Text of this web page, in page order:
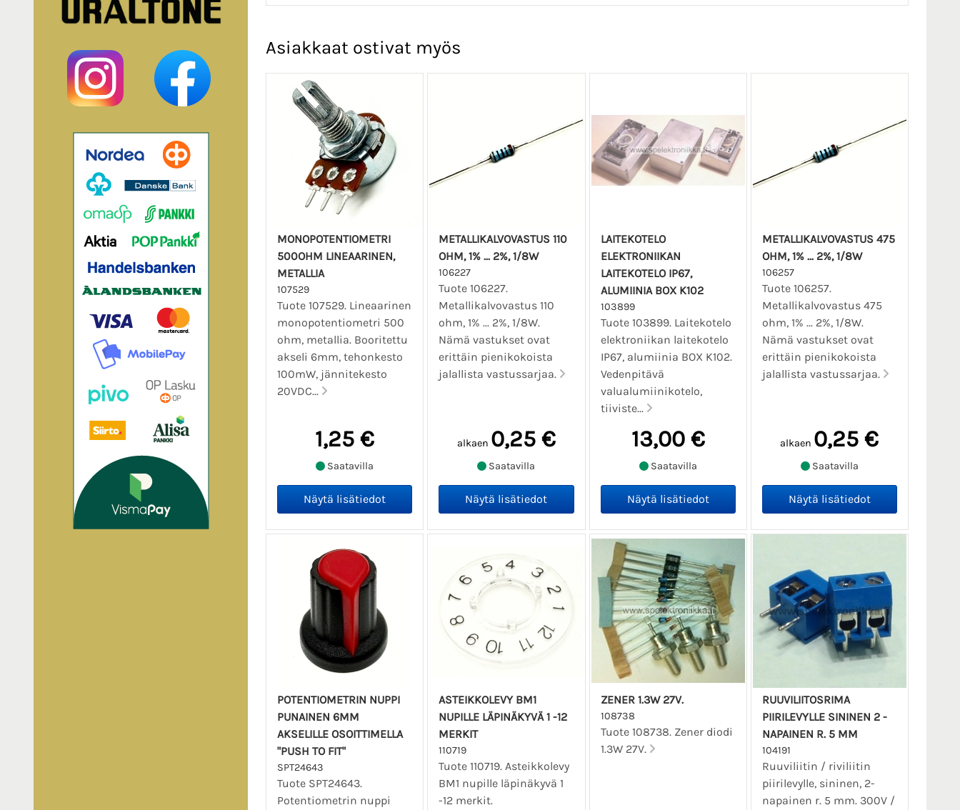
Asiakkaat ostivat myös
MONOPOTENTIOMETRI
500OHM LINEAARINEN,
METALLIA
107529
Tuote 107529. Lineaarinen
monopotentiometri 500
ohm, metallia. Booritettu
akseli 6mm, tehonkesto
100mW, jännitekesto
20VDC...
1,25 €
Saatavilla
METALLIKALVOVASTUS 110
OHM, 1% ... 2%, 1/8W
106227
Tuote 106227.
Metallikalvovastus 110
ohm, 1% ... 2%, 1/8W.
Nämä vastukset ovat
erittäin pienikokoista
jalallista vastussarjaa.
alkaen 0,25 €
Saatavilla
LAITEKOTELO
ELEKTRONIIKAN
LAITEKOTELO IP67,
ALUMIINIA BOX K102
103899
Tuote 103899. Laitekotelo
elektroniikan laitekotelo
IP67, alumiinia BOX K102.
Vedenpitävä
valualumiinikotelo,
tiiviste...
13,00 €
Saatavilla
METALLIKALVOVASTUS 475
OHM, 1% ... 2%, 1/8W
106257
Tuote 106257.
Metallikalvovastus 475
ohm, 1% ... 2%, 1/8W.
Nämä vastukset ovat
erittäin pienikokoista
jalallista vastussarjaa.
alkaen 0,25 €
Saatavilla
POTENTIOMETRIN NUPPI
PUNAINEN 6MM
AKSELILLE OSOITTIMELLA
"PUSH TO FIT"
SPT24643
Tuote SPT24643.
Potentiometrin nuppi
ASTEIKKOLEVY BM1
NUPILLE LÄPINÄKYVÄ 1 -12
MERKIT
110719
Tuote 110719. Asteikkolevy
BM1 nupille läpinäkyvä 1
-12 merkit.
ZENER 1.3W 27V.
108738
Tuote 108738. Zener diodi
1.3W 27V.
RUUVILIITOSRIMA
PIIRILEVYLLE SININEN 2 -
NAPAINEN R. 5 MM
104191
Ruuviliitin / riviliitin
piirilevylle, sininen, 2-
napainen r. 5 mm. 300V /